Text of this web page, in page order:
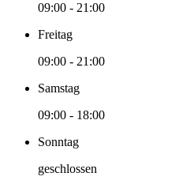
09:00 - 21:00
Freitag
09:00 - 21:00
Samstag
09:00 - 18:00
Sonntag
geschlossen